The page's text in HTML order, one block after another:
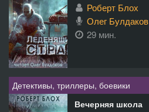
Роберт Блох
Олег Булдаков
29 мин.
Детективы, триллеры, боевики
Вечерняя школа